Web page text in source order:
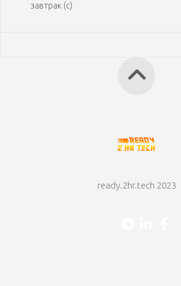
завтрак (с)
ready.2hr.tech 2023